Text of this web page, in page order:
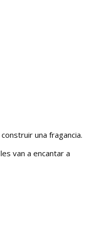
una fragancia.
van a encantar a